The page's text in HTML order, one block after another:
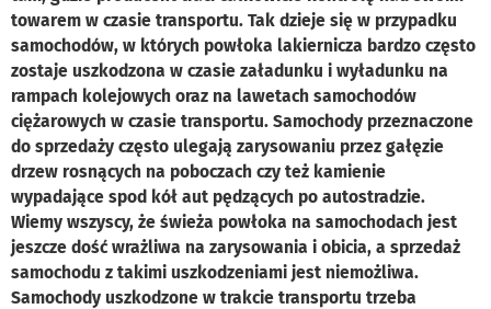
towarem w czasie transportu. Tak dzieje się w przypadku
samochodów, w których powłoka lakiernicza bardzo często
zostaje uszkodzona w czasie załadunku i wyładunku na
rampach kolejowych oraz na lawetach samochodów
ciężarowych w czasie transportu. Samochody przeznaczone
do sprzedaży często ulegają zarysowaniu przez gałęzie
drzew rosnących na poboczach czy też kamienie
wypadające spod kół aut pędzących po autostradzie.
Wiemy wszyscy, że świeża powłoka na samochodach jest
jeszcze dość wrażliwa na zarysowania i obicia, a sprzedaż
samochodu z takimi uszkodzeniami jest niemożliwa.
Samochody uszkodzone w trakcie transportu trzeba